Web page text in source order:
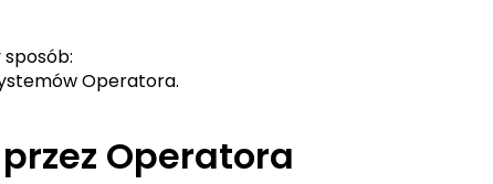
Operatora.
Operatora